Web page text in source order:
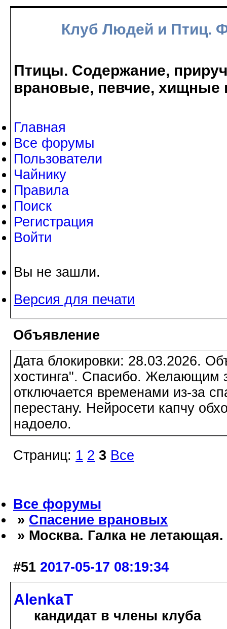
Клуб Людей и Птиц.
Птицы. Содержание,
врановые, певчие, хищные
Главная
Все форумы
Пользователи
Чайнику
Правила
Поиск
Регистрация
Войти
Вы не зашли.
Версия для печати
Объявление
Дата блокировки: 28.03.2026.
хостинга". Спасибо. Желающим
отключается временами из-за
перестану. Нейросети капчу
надоело.
Страниц: 1 2 3 Все
Все форумы
» Спасение врановых
» Москва. Галка не
#51 2017-05-17 08:19:34
AlenkaT
кандидат в члены клуба